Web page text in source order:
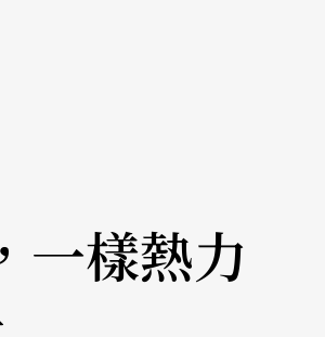
一樣熱力